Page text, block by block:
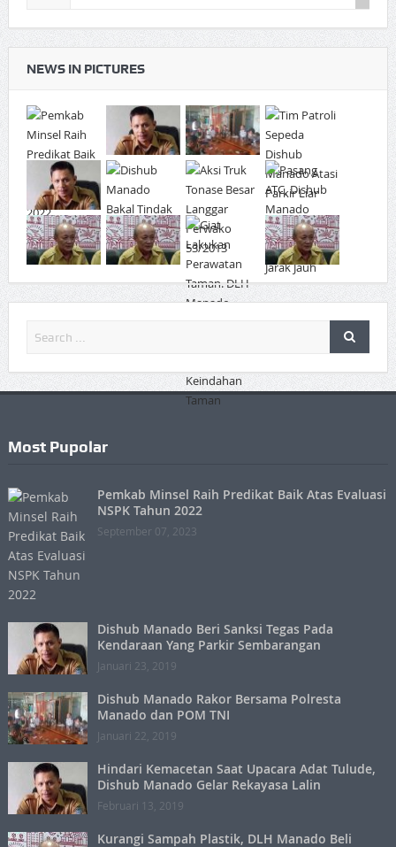
NEWS IN PICTURES
Most Pupolar
Pemkab Minsel Raih Predikat Baik Atas Evaluasi
NSPK Tahun 2022
September 07, 2023
Dishub Manado Beri Sanksi Tegas Pada
Kendaraan Yang Parkir Sembarangan
Januari 23, 2019
Dishub Manado Rakor Bersama Polresta
Manado dan POM TNI
Januari 22, 2019
Hindari Kemacetan Saat Upacara Adat Tulude,
Dishub Manado Gelar Rekayasa Lalin
Februari 13, 2019
Kurangi Sampah Plastik, DLH Manado Beli